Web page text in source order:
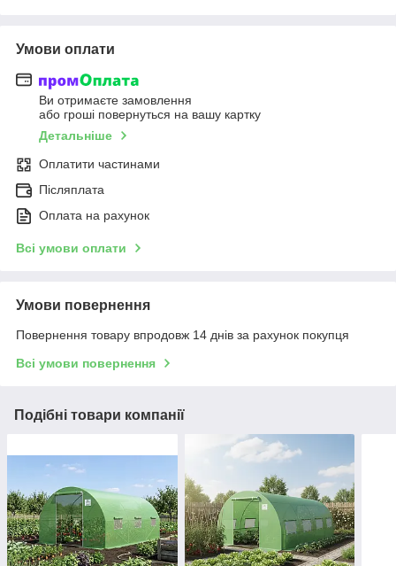
Умови оплати
Ви отримаєте замовлення
або гроші повернуться на вашу картку
Детальніше
Оплатити частинами
Післяплата
Оплата на рахунок
Всі умови оплати
Умови повернення
Повернення товару впродовж 14 днів за рахунок покупця
Всі умови повернення
Подібні товари компанії